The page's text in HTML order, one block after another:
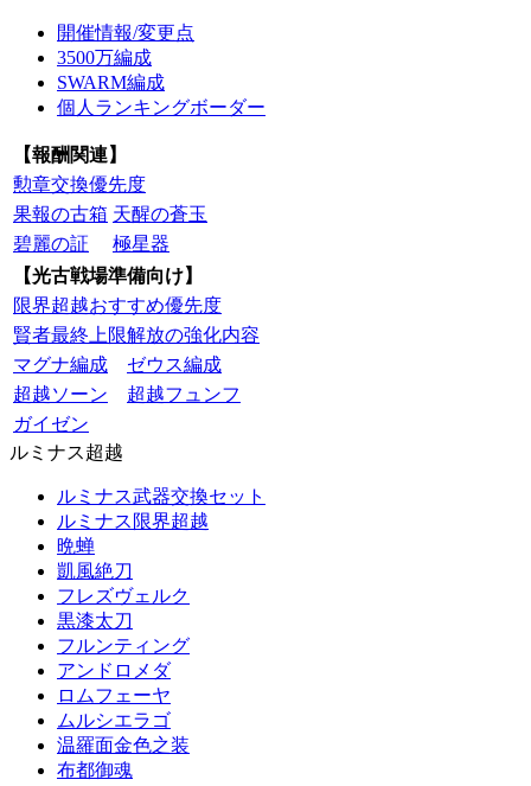
開催情報/変更点
3500万編成
SWARM編成
個人ランキングボーダー
【報酬関連】
勲章交換優先度
果報の古箱 天醒の蒼玉
碧麗の証
極星器
【光古戦場準備向け】
限界超越おすすめ優先度
賢者最終上限解放の強化内容
マグナ編成
ゼウス編成
超越ソーン
超越フュンフ
ガイゼン
ルミナス超越
ルミナス武器交換セット
ルミナス限界超越
晩蝉
凱風絶刀
フレズヴェルク
黒漆太刀
フルンティング
アンドロメダ
ロムフェーヤ
ムルシエラゴ
温羅面金色之装
布都御魂